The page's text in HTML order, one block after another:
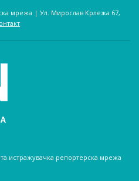
мрежа | Ул. Мирослав Крлежа 67,
истражувачка репортерска мрежа